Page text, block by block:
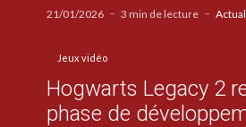
21/01/2026 3 min de lecture
Jeux vidéo
Hogwarts Legacy 2
phase de